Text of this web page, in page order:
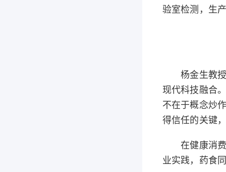
验室检测，生
杨金生教授
现代科技融合
不在于概念炒
得信任的关键
在健康消费
业实践，药食